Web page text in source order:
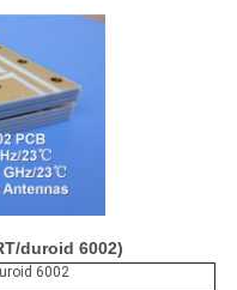
duroid 6002)
6002